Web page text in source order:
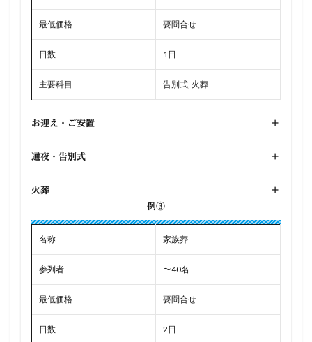
最低価格 要問合せ
日数 1日
主要科目 告別式, 火葬
お迎え・ご安置 +
通夜・告別式 +
火葬
+
例③
名称 家族葬
参列者 〜40名
最低価格 要問合せ
日数 2日